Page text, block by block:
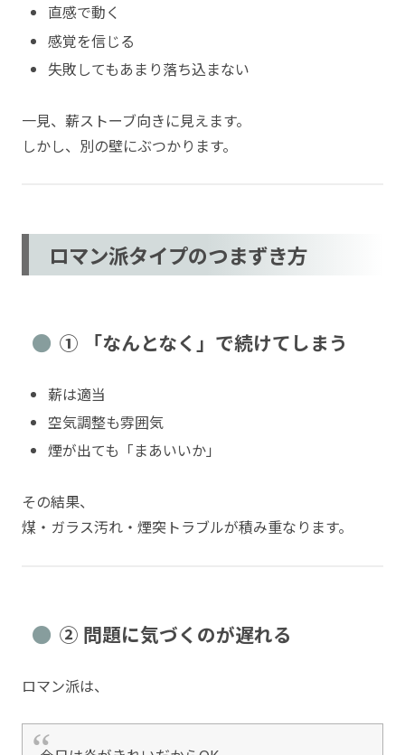
直感で動く
感覚を信じる
失敗してもあまり落ち込まない
一見、薪ストーブ向きに見えます。
しかし、別の壁にぶつかります。
ロマン派タイプのつまずき方
① 「なんとなく」で続けてしまう
薪は適当
空気調整も雰囲気
煙が出ても「まあいいか」
その結果、
煤・ガラス汚れ・煙突トラブルが積み重なります。
② 問題に気づくのが遅れる
ロマン派は、